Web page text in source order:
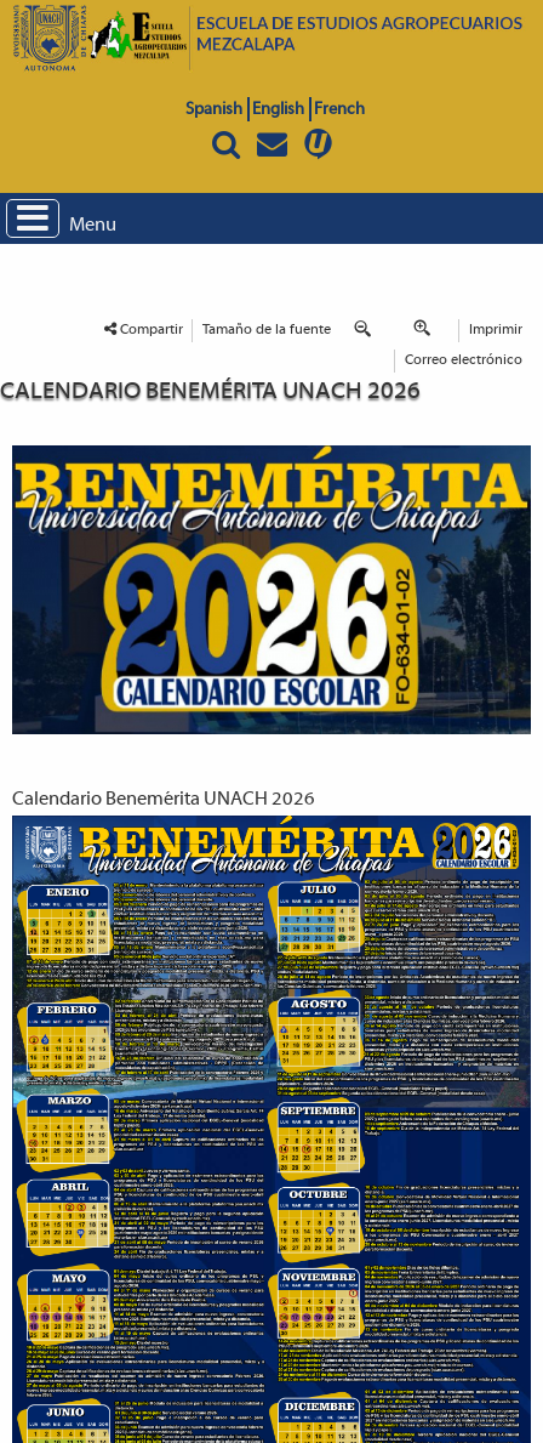
Spanish English French
Menu
Compartir Tamaño de la fuente Imprimir
Correo electrónico
CALENDARIO BENEMÉRITA UNACH 2026
Calendario Benemérita UNACH 2026